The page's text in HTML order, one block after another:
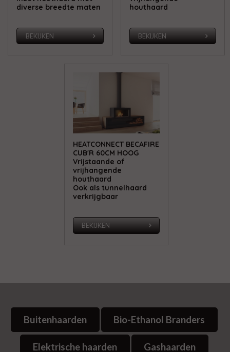
diverse breedte maten
BEKIJKEN
houthaard
BEKIJKEN
HEATCONNECT BECAFIRE
CUB'R 60CM HOOG
Vrijstaande of
vrijhangende
houthaard
Ook als tunnelhaard
verkrijgbaar
BEKIJKEN
Buitenhaarden Bio-Ethanol Branders
Elektrische haarden Gashaarden